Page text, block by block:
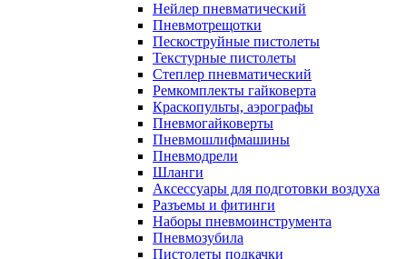
Нейлер пневматический
Пневмотрещотки
Пескоструйные пистолеты
Текстурные пистолеты
Степлер пневматический
Ремкомплекты гайковерта
Краскопульты, аэрографы
Пневмогайковерты
Пневмошлифмашины
Пневмодрели
Шланги
Аксессуары для подготовки воздуха
Разъемы и фитинги
Наборы пневмоинструмента
Пневмозубила
Пистолеты подкачки